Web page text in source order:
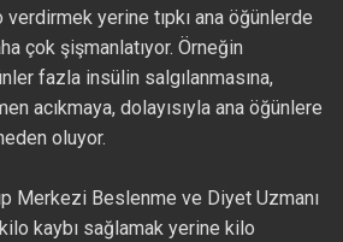
verdirmek yerine tıpkı ana öğünlerde
çok şişmanlatıyor. Örneğin
fazla insülin salgılanmasına,
acıkmaya, dolayısıyla ana öğünlere
oluyor.
Merkezi Beslenme ve Diyet Uzmanı
kaybı sağlamak yerine kilo